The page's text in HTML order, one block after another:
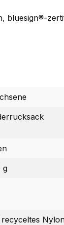
bluesign®-
g
recyceltes